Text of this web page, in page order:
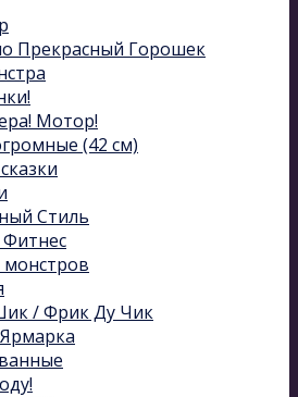
Прекрасный Горошек
Мотор!
(42 см)
Стиль
/ Фрик Ду Чик